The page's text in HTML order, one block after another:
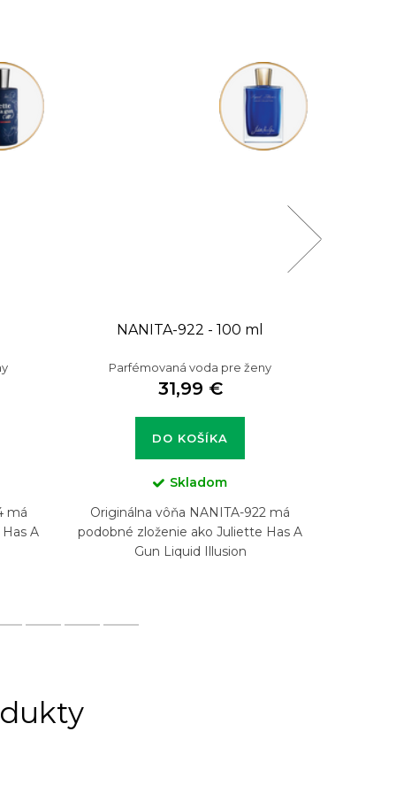
má
A
NANITA-922 - 100 ml
Parfémovaná voda pre ženy
31,99 €
DO KOŠÍKA
Skladom
Originálna vôňa NANITA-922 má
podobné zloženie ako Juliette Has A
Gun Liquid Illusion